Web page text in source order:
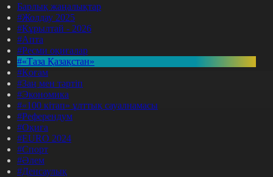
Барлық жаңалықтар
#Жолдау 2025
#Құрылтай - 2026
#Апта
#Ресми оқиғалар
#«Таза Қазақстан»
#Қоғам
#Заң мен тәртіп
#Экономика
#«100 кітап» ұлттық сауалнамасы
#Референдум
#Оқиға
#EURO 2024
#Спорт
#Әлем
#Денсаулық